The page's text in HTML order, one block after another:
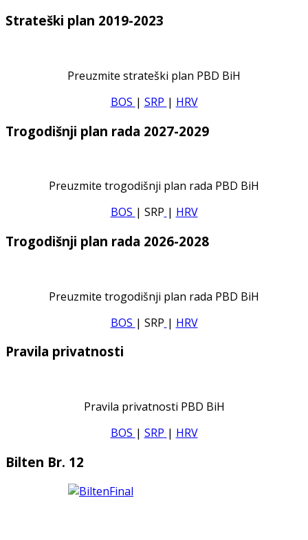
Strateški plan 2019-2023
Preuzmite strateški plan PBD BiH
BOS | SRP | HRV
Trogodišnji plan rada 2027-2029
Preuzmite trogodišnji plan rada PBD BiH
BOS | SRP | HRV
Trogodišnji plan rada 2026-2028
Preuzmite trogodišnji plan rada PBD BiH
BOS | SRP | HRV
Pravila privatnosti
Pravila privatnosti PBD BiH
BOS | SRP | HRV
Bilten Br. 12